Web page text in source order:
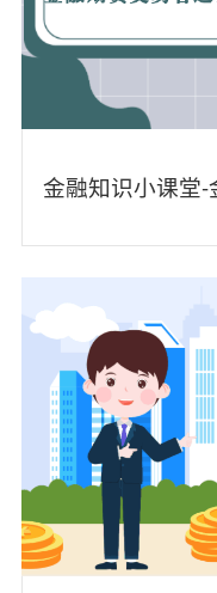
金融知识小课堂